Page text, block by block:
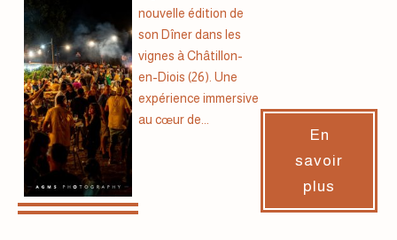
nouvelle édition de
son Dîner dans les
vignes à Châtillon-
en-Diois (26). Une
expérience immersive
au cœur de...
En
savoir
plus